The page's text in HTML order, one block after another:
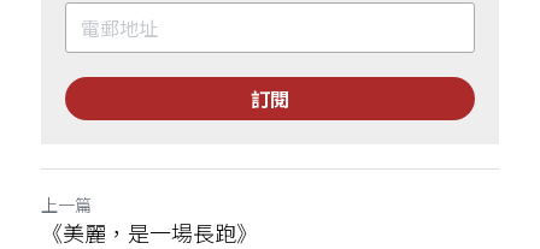
訂閱
上一篇
《美麗，是一場長跑》